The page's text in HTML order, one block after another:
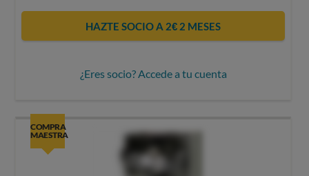
HAZTE SOCIO A 2€ 2 MESES
¿Eres socio? Accede a tu cuenta
COMPRA
MAESTRA